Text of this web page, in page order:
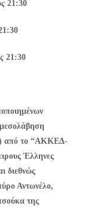
21:30
21:30
από το “ΑΚΚΕΔ-
Έλληνες
διεθνώς
Αντωνέλο,
της